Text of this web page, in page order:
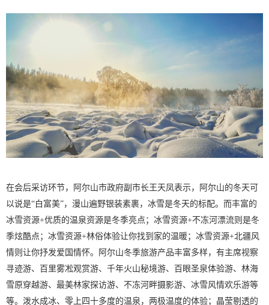
在会后采访环节，阿尔山市政府副市长王天凤表示，阿尔山的冬天可
以说是“白富美”，漫山遍野银装素裹，冰雪是冬天的标配。而丰富的
冰雪资源+优质的温泉资源是冬季亮点；冰雪资源+不冻河漂流则是冬
季炫酷点；冰雪资源+林俗体验让你找到家的温暖；冰雪资源+北疆风
情则让你抒发爱国情怀。阿尔山冬季旅游产品丰富多样，有主席视察
寻迹游、百里雾凇观赏游、千年火山秘境游、百眼圣泉体验游、林海
雪原穿越游、最美林家探访游、不冻河畔摄影游、冰雪风情欢乐游等
等。泼水成冰、零上四十多度的温泉，两极温度的体验；晶莹剔透的